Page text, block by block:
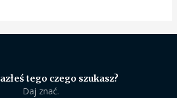
tego czego szukasz?
Daj znać.